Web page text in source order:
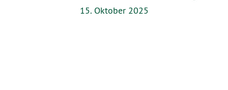
15. Oktober 2025